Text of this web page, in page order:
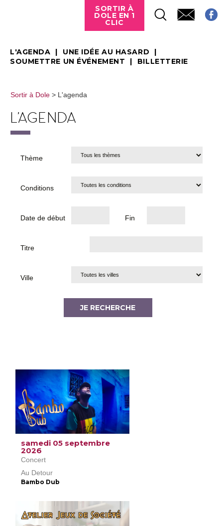
SORTIR À
DOLE EN 1
CLIC
L'AGENDA
UNE IDÉE AU HASARD
SOUMETTRE UN ÉVÉNEMENT
BILLETTERIE
Sortir à Dole> L'agenda
L'AGENDA
Thème
Conditions
Date de début Fin
Titre
Ville
samedi 05 septembre
2026
Concert
Au Detour
Bambo Dub